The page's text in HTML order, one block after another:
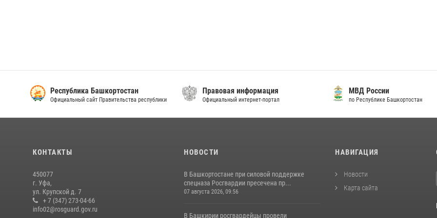
Республика Башкортостан
Официальный сайт Правительства республики
Правовая информация
Официальный интернет-портал
МВД России
по Республике Башкортостан
КОНТАКТЫ
450077
г. Уфа,
ул. Крупской д. 7
+ 7 (347) 273-04-66
info02@rosguard.gov.ru
НОВОСТИ
В Башкортостане при силовой поддержке
спецназа Росгвардии пресечена пр...
07 августа 2026, 09:56
В Башкирии росгвардейцы провели
НАВИГАЦИЯ
Новости
Карта сайта